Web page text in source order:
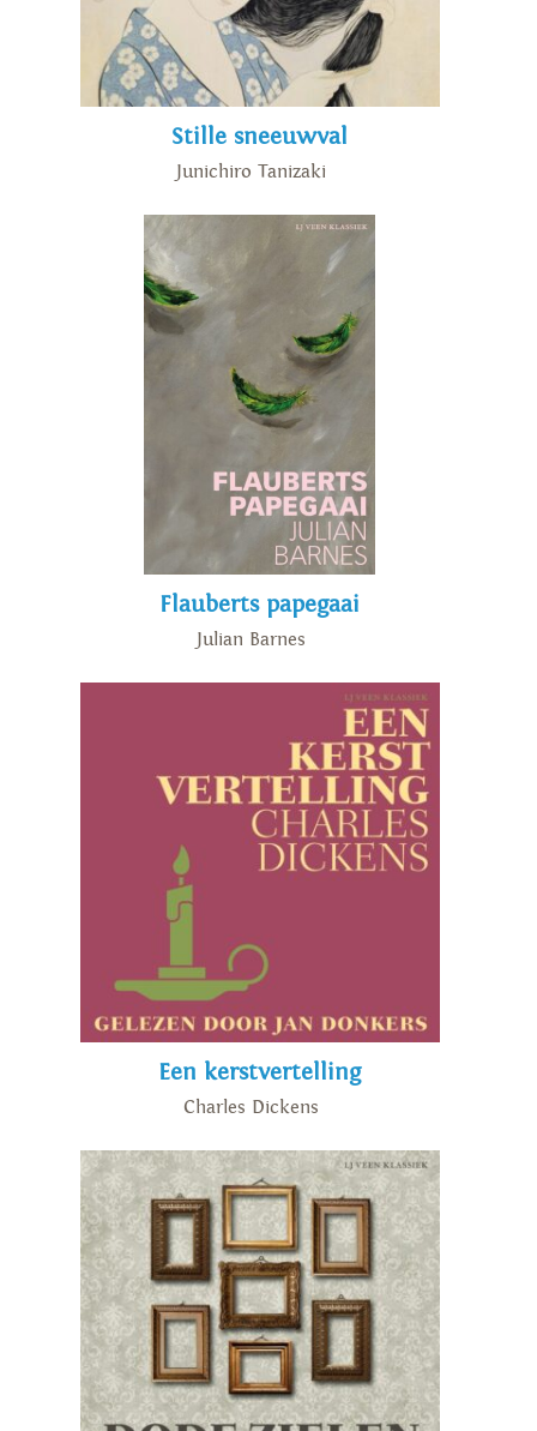
Stille sneeuwval
Junichiro Tanizaki
Flauberts papegaai
Julian Barnes
Een kerstvertelling
Charles Dickens